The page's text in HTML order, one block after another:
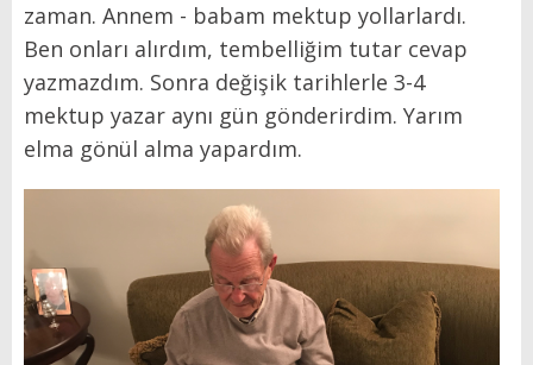
zaman. Annem - babam mektup yollarlardı.
Ben onları alırdım, tembelliğim tutar cevap
yazmazdım. Sonra değişik tarihlerle 3-4
mektup yazar aynı gün gönderirdim. Yarım
elma gönül alma yapardım.